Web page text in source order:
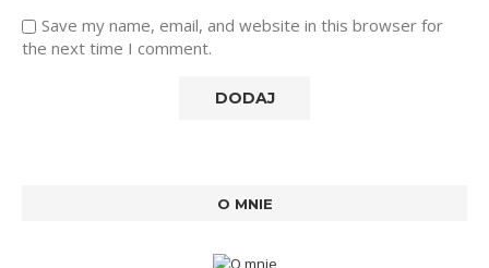
Save my name, email, and website in this browser for
the next time I comment.
O MNIE